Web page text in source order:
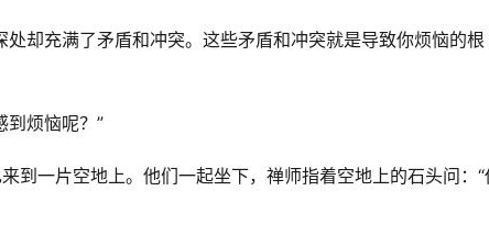
却充满了矛盾和冲突。这些矛盾和冲突就是导致你烦恼的根
到烦恼呢？”
到一片空地上。他们一起坐下，禅师指着空地上的石头问：“